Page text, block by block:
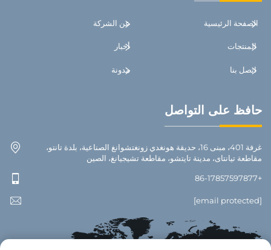
الصفحة الرئيسية عن الشركة
المنتجات أخبار
اتصل بنا مدونة
حافظ على التواصل
غرفة 401، مبنى 16، حديقة هونغدي زونغتشوانغ الصناعية، بلدة تانتو،
مقاطعة تيانتاى، مدينة تايتشو، مقاطعة تشيجيانغ، الصين
+86-17857597877
[email protected]